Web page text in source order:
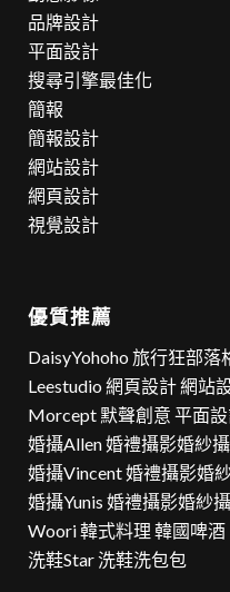
品牌設計
平面設計
搜尋引擎最佳化
簡報
簡報設計
網站設計
網頁設計
視覺設計
優質推薦
DaisyYohoho 旅行狂部落
Leestudio 網頁設計 網站
Morcept 默聲創意 平面
婚攝Allen 婚禮攝影婚紗
婚攝Vincent 婚禮攝影婚
婚攝Yunis 婚禮攝影婚紗
Woori 韓式料理 韓國啤酒
洗鞋Star 洗鞋洗包包